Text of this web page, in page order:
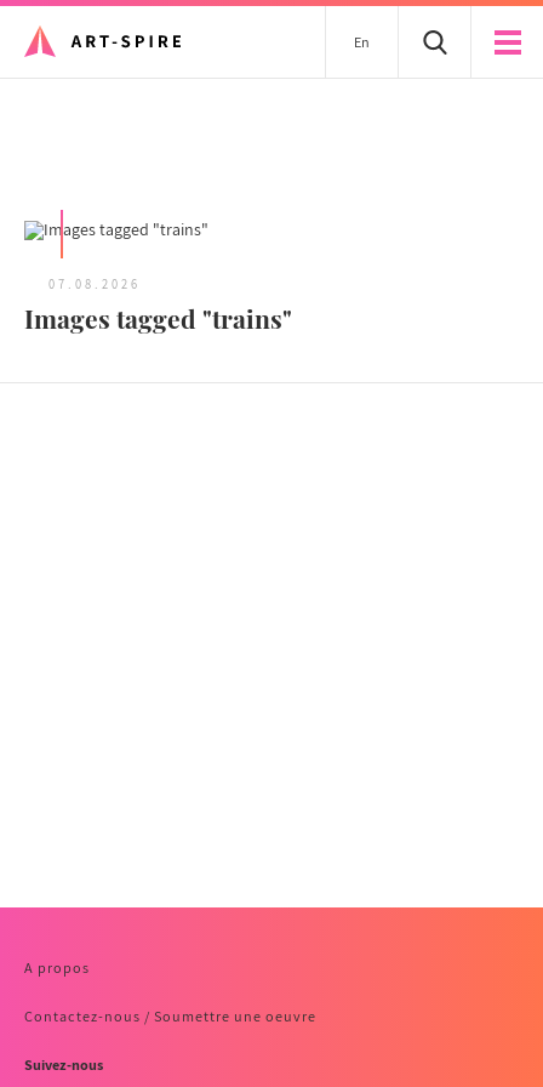
En
07.08.2026
Images tagged "trains"
A propos
Contactez-nous / Soumettre une oeuvre
Suivez-nous